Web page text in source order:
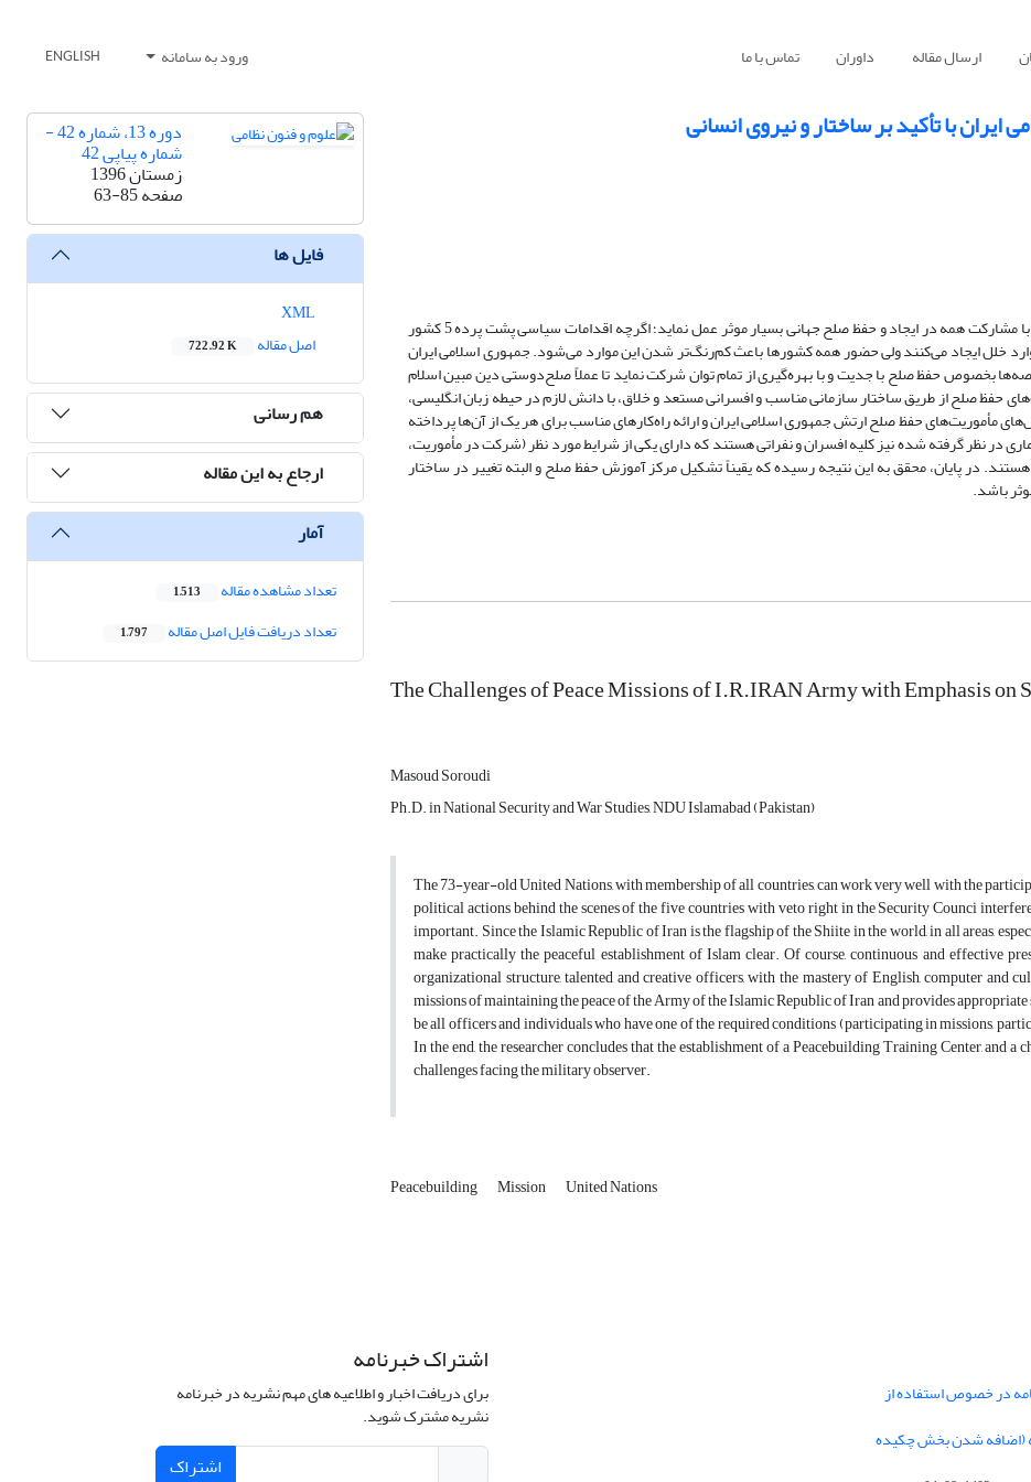
ارسال مقاله داوران تماس با ما ورود به سامانه ENGLISH
با تأکید بر ساختار و نیروی انسانی
سازمان ملل متحد با قدمتی 73 ساله با عضویت تمامی کشورها می‌تواند با مشارکت همه در ایجاد و حفظ صلح جهانی بسیار موثر عمل نماید؛ اگرچه اقدامات سیاسی پشت پرده 5 کشور
خلل ایجاد می‌کنند ولی حضور همه کشورها باعث کم‌رنگ‌تر شدن این موارد می‌شود. جمهوری اسلامی ایران
بخصوص حفظ صلح با جدیت و با بهره‌گیری از تمام توان شرکت نماید تا عملاً صلح‌دوستی دین مبین اسلام
حفظ صلح از طریق ساختار سازمانی مناسب و افسرانی مستعد و خلاق، با دانش لازم در حیطه زبان انگلیسی،
مأموریت‌های حفظ صلح ارتش جمهوری اسلامی ایران و ارائه راه‌کارهای مناسب برای هر یک از آن‌ها پرداخته
در نظر گرفته شده نیز کلیه افسران و نفراتی هستند که دارای یکی از شرایط مورد نظر (شرکت در مأموریت،
در پایان، محقق به این نتیجه رسیده که یقیناً تشکیل مرکز آموزش حفظ صلح و البته تغییر در ساختار
باشد.
The Challenges of Peace Missions of I.R.IRAN Army with Emphasis on
Masoud Soroudi
Ph.D. in National Security and War Studies, NDU Islamabad (Pakistan)
The 73-year-old United Nations, with membership of all countries, can work very well with the
political actions behind the scenes of the five countries with veto right in the Security Counci
important. Since the Islamic Republic of Iran is the flagship of the Shiite in the world, in all areas,
make practically the peaceful establishment of Islam clear. Of course, continuous and effective
organizational structure, talented and creative officers, with the mastery of English, computer and
missions of maintaining the peace of the Army of the Islamic Republic of Iran and provides
be all officers and individuals who have one of the required conditions (participating in missions,
In the end, the researcher concludes that the establishment of a Peacebuilding Training Center, and
challenges facing the military observer.
Peacebuilding Mission United Nations
دوره 13، شماره 42 -
شماره پیاپی 42
زمستان 1396
صفحه63-85
فایل ها
اصل مقاله
722.92 K
هم رسانی
ارجاع به این مقاله
آمار
تعداد مشاهده مقاله 1,513
تعداد دریافت فایل اصل مقاله 1,797
در خصوص استفاده از
(اضافه شدن بخش چکیده
اشتراک خبرنامه
برای دریافت اخبار و اطلاعیه های مهم نشریه در خبرنامه
نشریه مشترک شوید.
اشتراک